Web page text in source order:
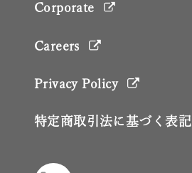
Corporate
Careers
Privacy Policy
特定商取引法に基づく表記